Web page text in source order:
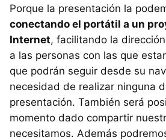
Porque la presentación la
conectando el portátil a un
Internet, facilitando la
a las personas con las que
que podrán seguir desde su
necesidad de realizar ninguna
presentación. También será
momento dado compartir
necesitamos. Además